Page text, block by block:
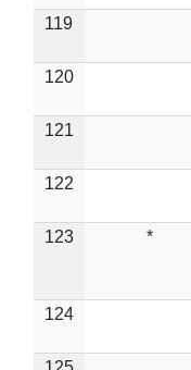
119
120
121
122
123 *
124